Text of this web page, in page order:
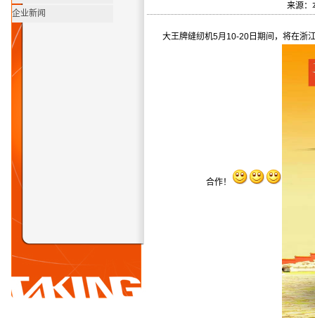
企业新闻
来源
大王牌缝纫机5月10-20日期间，将在浙
合作！